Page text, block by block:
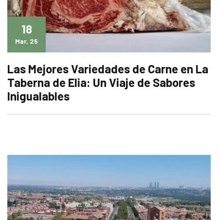
18
Mar, 25
Las Mejores Variedades de Carne en La
Taberna de Elia: Un Viaje de Sabores
Inigualables